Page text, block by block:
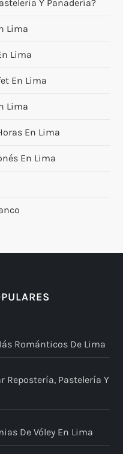
Y Panadería?
Lima
Lima
En Lima
Lima
En Lima
En Lima
Románticos De Lima
Repostería, Pastelería Y
De Vóley En Lima